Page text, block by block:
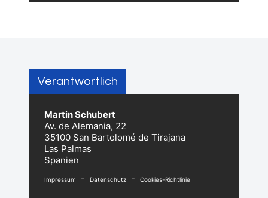
Verantwortlich
Martin Schubert
Av. de Alemania, 22
35100 San Bartolomé de Tirajana
Las Palmas
Spanien
Impressum - Datenschutz - Cookies-Richtlinie